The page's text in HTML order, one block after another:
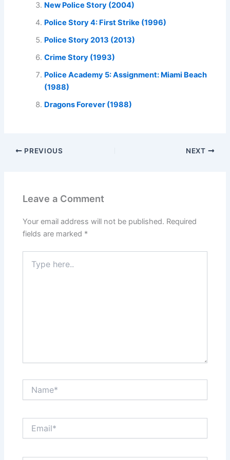
New Police Story (2004)
Police Story 4: First Strike (1996)
Police Story 2013 (2013)
Crime Story (1993)
Police Academy 5: Assignment: Miami Beach
(1988)
Dragons Forever (1988)
PREVIOUS NEXT
Leave a Comment
Your email address will not be published. Required
fields are marked *
here..